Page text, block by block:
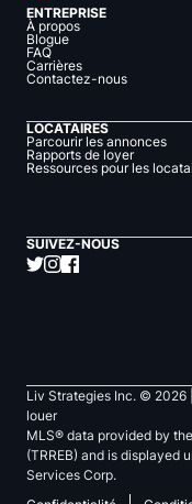
ENTREPRISE
À propos
Blogue
FAQ
Carrières
Contactez-nous
LOCATAIRES
Parcourir les annonces
Rapports de loyer
Ressources pour les
SUIVEZ-NOUS
Liv Strategies Inc. © 2026
louer
MLS® data provided by
(TRREB) and is displayed
Services Corp.